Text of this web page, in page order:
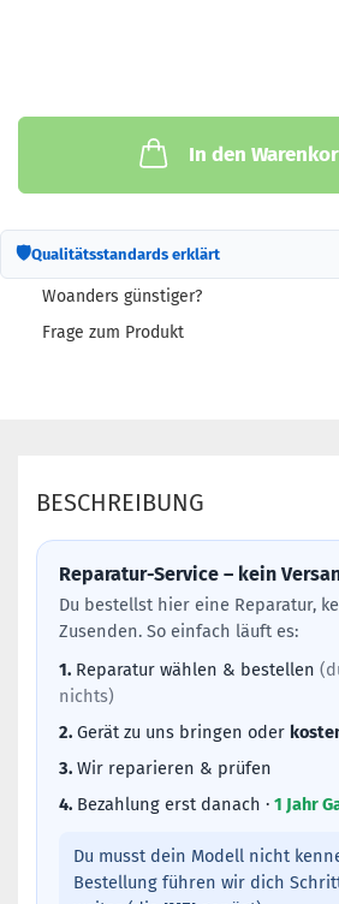
In den
🛡Qualitätsstandards erklärt
Woanders günstiger?
Frage zum Produkt
BESCHREIBUNG
Reparatur-Service – kein
Du bestellst hier eine Reparatur,
Zusenden. So einfach läuft es:
1. Reparatur wählen & bestellen
nichts)
2. Gerät zu uns bringen oder
3. Wir reparieren & prüfen
4. Bezahlung erst danach · 1 Jahr
Du musst dein Modell nicht
Bestellung führen wir dich